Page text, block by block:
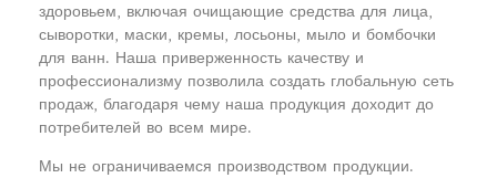
здоровьем, включая очищающие средства для лица,
сыворотки, маски, кремы, лосьоны, мыло и бомбочки
для ванн. Наша приверженность качеству и
профессионализму позволила создать глобальную сеть
продаж, благодаря чему наша продукция доходит до
потребителей во всем мире.
Мы не ограничиваемся производством продукции.